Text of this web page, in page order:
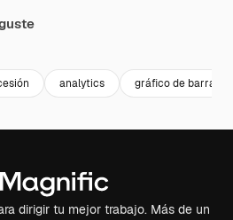
analytics gráfico de barras
dirigir tu mejor trabajo. Más de un